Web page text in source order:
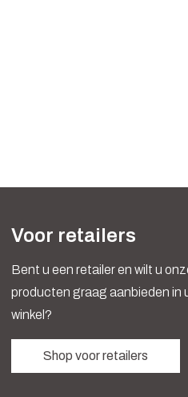
Voor retailers
Bent u een retailer en wilt u
producten graag aanbieden in
winkel?
Shop voor retailers